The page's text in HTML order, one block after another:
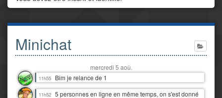
Minichat
mercredi 5 aoû.
11h55 Bim je relance de 1
11h52 5 personnes en ligne en même temps, on s'est donné